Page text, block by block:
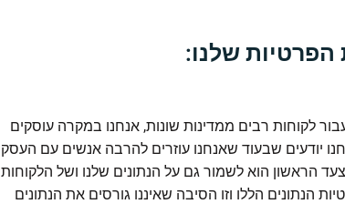
הפרטיות שלנו:
לקוחות רבים ממדינות שונות, אנחנו במקרה עוסקים
יודעים שבעוד שאנחנו עוזרים להרבה אנשים עם העסק
הראשון הוא לשמור גם על הנתונים שלנו ושל הלקוחות
הנתונים הללו וזו הסיבה שאיננו גורסים את הנתונים